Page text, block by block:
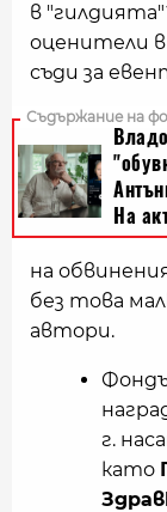
в
оценители
съди за
на
без това
автори.
г.
като